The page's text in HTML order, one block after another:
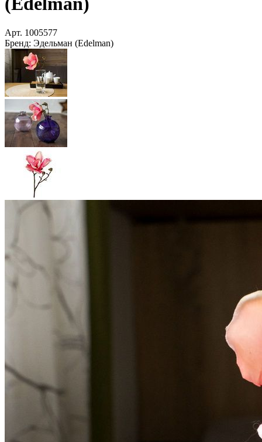
Арт. 1005577
Бренд: Эдельман (Edelman)